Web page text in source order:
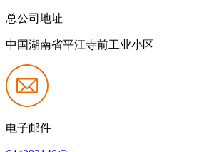
总公司地址
中国湖南省平江寺前工业小区
电子邮件